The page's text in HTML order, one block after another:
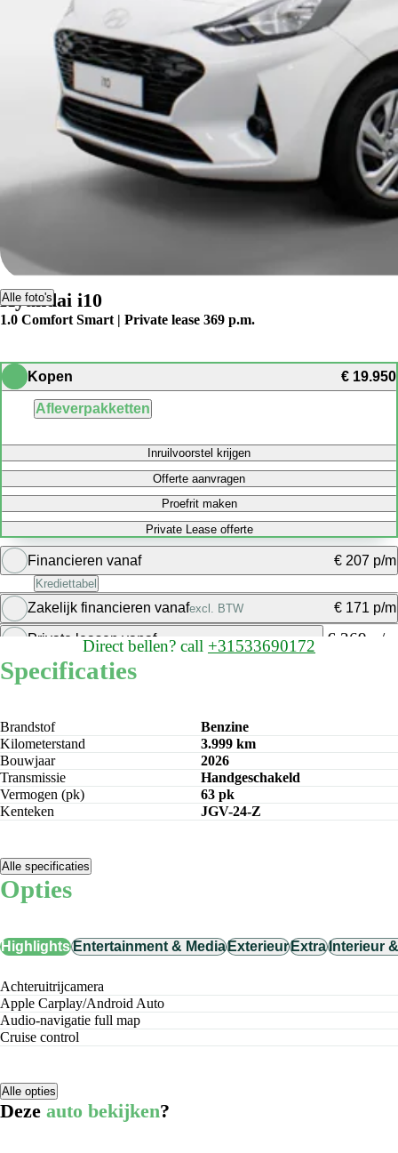
Alle foto's
Hyundai i10
1.0 Comfort Smart | Private lease 369 p.m.
Kopen € 19.950
Afleverpakketten
Inruilvoorstel krijgen
Offerte aanvragen
Proefrit maken
Private Lease offerte
Financieren vanaf € 207 p/m
Krediettabel
Bereken maandbedrag
Zakelijk financieren vanafexcl. BTW € 171 p/m
Bereken maandbedrag
Private leasen vanaf € 369 p/m
Direct bellen? call +31533690172
Specificaties
Brandstof
Benzine
Kilometerstand
3.999 km
Bouwjaar
2026
Transmissie
Handgeschakeld
Vermogen (pk)
63 pk
Kenteken
JGV-24-Z
Alle specificaties
Opties
HighlightsEntertainment & MediaExterieurExtraInterieur
achteruitrijcamera
Apple Carplay/Android Auto
audio-navigatie full map
cruise control
Alle opties
Deze auto bekijken?